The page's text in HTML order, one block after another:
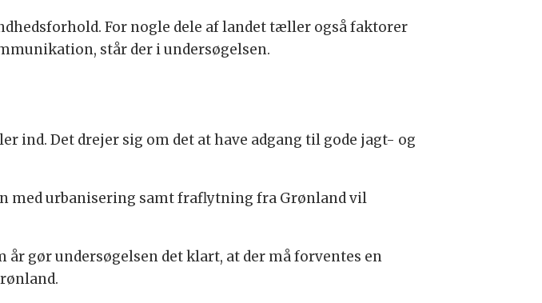
For nogle dele af landet tæller også faktorer
står der i undersøgelsen.
ind. Det drejer sig om det at have adgang til gode jagt- og
med urbanisering samt fraflytning fra Grønland vil
gør undersøgelsen det klart, at der må forventes en